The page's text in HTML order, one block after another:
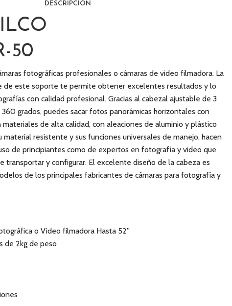
DESCRIPCIÓN
50
fotográficas profesionales o cámaras de video filmadora. La
de este soporte te permite obtener excelentes resultados y lo
con calidad profesional. Gracias al cabezal ajustable de 3
grados, puedes sacar fotos panorámicas horizontales con
de alta calidad, con aleaciones de aluminio y plástico
material resistente y sus funciones universales de manejo, hacen
de principiantes como de expertos en fotografía y video que
transportar y configurar. El excelente diseño de la cabeza es
de los principales fabricantes de cámaras para fotografía y
o Video filmadora Hasta 52”
de 2kg de peso